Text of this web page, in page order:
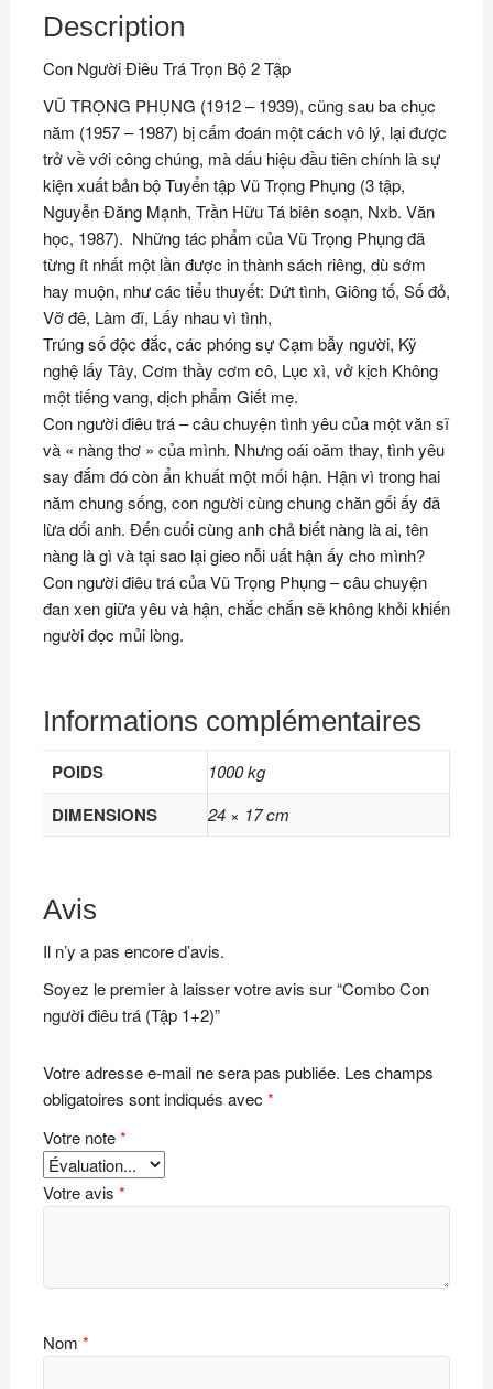
Description
Con Người Điêu Trá Trọn Bộ 2 Tập
VŨ TRỌNG PHỤNG (1912 – 1939), cũng sau ba chục
năm (1957 – 1987) bị cấm đoán một cách vô lý, lại được
trở về với công chúng, mà dấu hiệu đầu tiên chính là sự
kiện xuất bản bộ Tuyển tập Vũ Trọng Phụng (3 tập,
Nguyễn Đăng Mạnh, Trần Hữu Tá biên soạn, Nxb. Văn
học, 1987). Những tác phẩm của Vũ Trọng Phụng đã
từng ít nhất một lần được in thành sách riêng, dù sớm
hay muộn, như các tiểu thuyết: Dứt tình, Giông tố, Số đỏ,
Vỡ đê, Làm đĩ, Lấy nhau vì tình,
Trúng số độc đắc, các phóng sự Cạm bẫy người, Kỹ
nghệ lấy Tây, Cơm thầy cơm cô, Lục xì, vở kịch Không
một tiếng vang, dịch phẩm Giết mẹ.
Con người điêu trá – câu chuyện tình yêu của một văn sĩ
và « nàng thơ » của mình. Nhưng oái oăm thay, tình yêu
say đắm đó còn ẩn khuất một mối hận. Hận vì trong hai
năm chung sống, con người cùng chung chăn gối ấy đã
lừa dối anh. Đến cuối cùng anh chả biết nàng là ai, tên
nàng là gì và tại sao lại gieo nỗi uất hận ấy cho mình?
Con người điêu trá của Vũ Trọng Phụng – câu chuyện
đan xen giữa yêu và hận, chắc chắn sẽ không khỏi khiến
người đọc mủi lòng.
Informations complémentaires
POIDS 1000 kg
DIMENSIONS 24 × 17 cm
Avis
Il n’y a pas encore d’avis.
Soyez le premier à laisser votre avis sur “Combo Con
người điêu trá (Tập 1+2)”
Votre adresse e-mail ne sera pas publiée. Les champs
obligatoires sont indiqués avec *
Votre note*
Votre avis *
Nom *